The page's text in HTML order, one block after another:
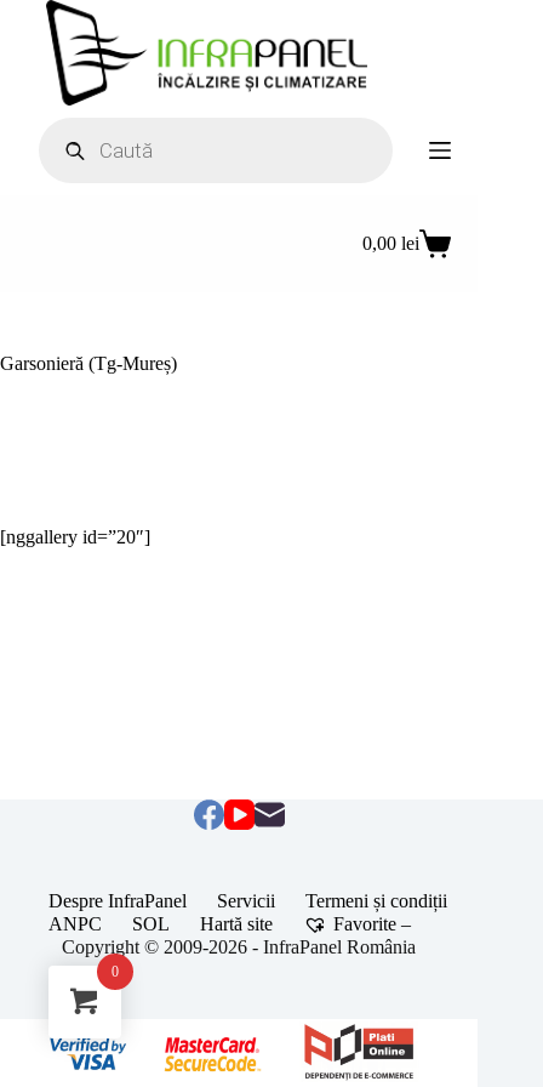
conținut
search
Coș
0,00 lei
Garsonieră (Tg-Mureș)
[nggallery id=”20″]
Despre InfraPanel Servicii
Termeni și condiții
ANPC
SOL Hartă site
Favorite –
Copyright © 2009-2026 - InfraPanel România
0